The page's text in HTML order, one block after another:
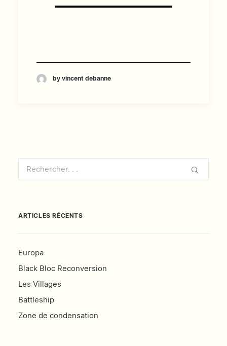
by vincent debanne
ARTICLES RÉCENTS
Europa
Black Bloc Reconversion
Les Villages
Battleship
Zone de condensation